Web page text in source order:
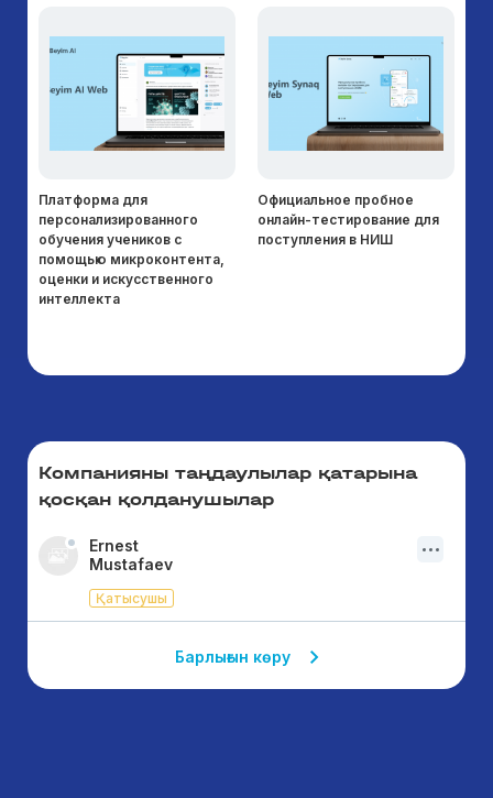
Платформа для
персонализированного
обучения учеников с
помощью микроконтента,
оценки и искусственного
интеллекта
Официальное пробное
онлайн-тестирование для
поступления в НИШ
Компанияны таңдаулылар қатарына
қосқан қолданушылар
Ernest
Mustafaev
Қатысушы
Барлығын көру